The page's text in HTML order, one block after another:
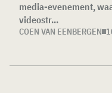
media-evenement,
videostr...
COEN VAN EENBERGEN